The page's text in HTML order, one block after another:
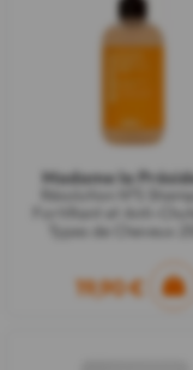
Madame la
Types de Cheveux
19,90 €